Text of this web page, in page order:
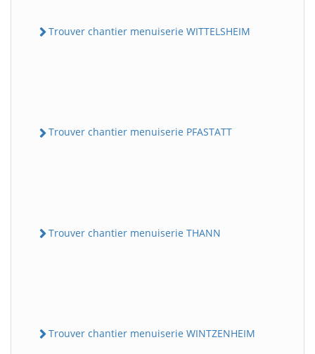
Trouver chantier menuiserie WITTELSHEIM
Trouver chantier menuiserie PFASTATT
Trouver chantier menuiserie THANN
Trouver chantier menuiserie WINTZENHEIM